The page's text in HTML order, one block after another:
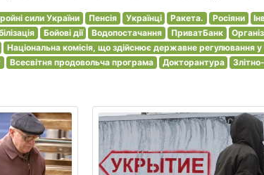
сили України Пенсія Українці Ракета. Росіяни
Бойові дії Водопостачання ПриватБанк
Національна комісія, що здійснює державне регулювання
Всесвітня продовольча програма Докторантура